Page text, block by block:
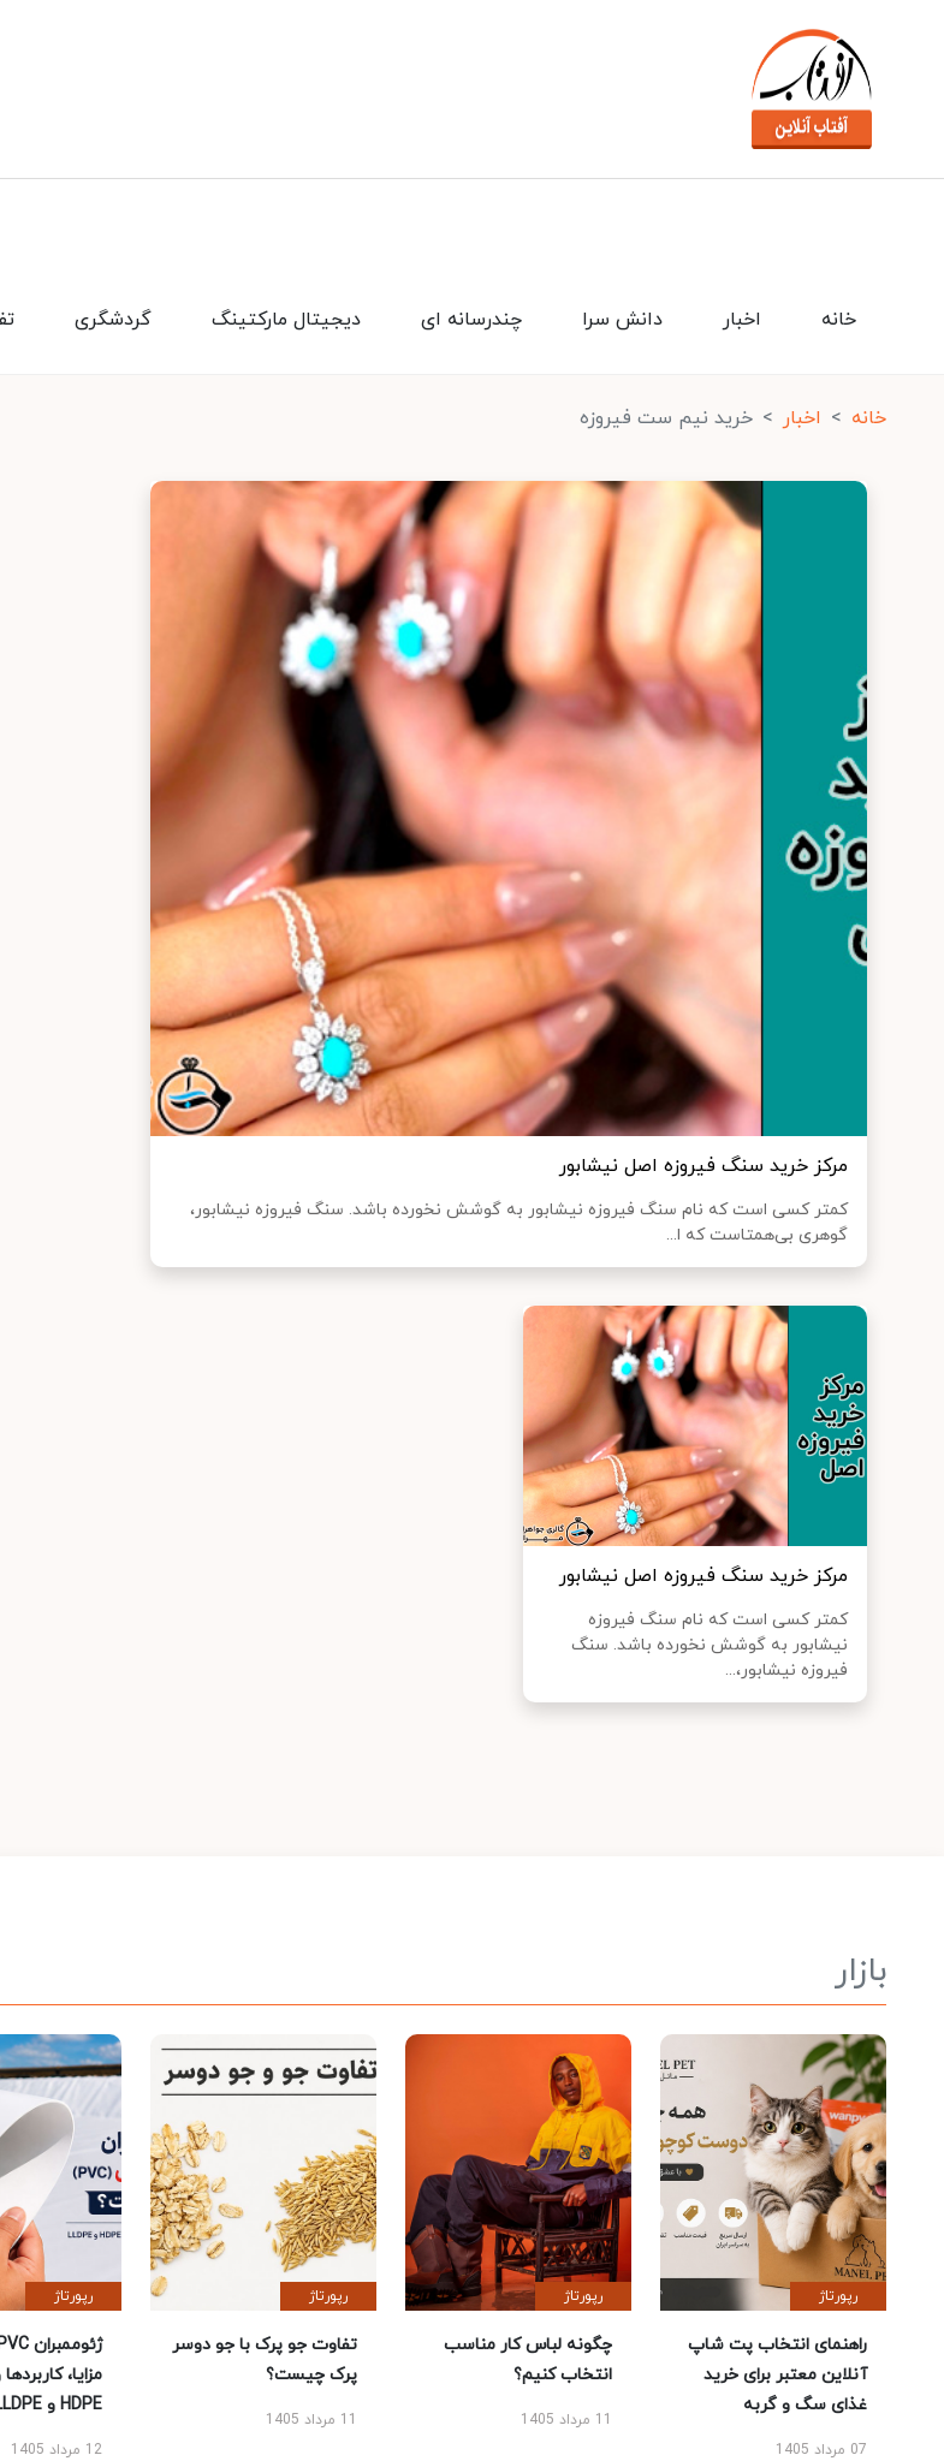
گردشگری دیجیتال مارکتینگ چندرسانه ای دانش سرا اخبار خانه
خانه اخبار خرید نیم ست فیروزه
مرکز خرید سنگ فیروزه اصل نیشابور
کمتر کسی است که نام سنگ فیروزه نیشابور به گوشش نخورده باشد. سنگ فیروزه نیشابور،
گوهری بی‌همتاست که ا...
مرکز خرید سنگ فیروزه اصل نیشابور
کمتر کسی است که نام سنگ فیروزه
نیشابور به گوشش نخورده باشد. سنگ
فیروزه نیشابور،...
بازار
رپورتاژ
راهنمای انتخاب پت شاپ
آنلاین معتبر برای خرید
غذای سگ و گربه
07 مرداد 1405
رپورتاژ
چگونه لباس کار مناسب
انتخاب کنیم؟
11 مرداد 1405
رپورتاژ
تفاوت جو پرک با جو دوسر
پرک چیست؟
11 مرداد 1405
رپورتاژ
مزایا،
HDPE و LLDPE
12 مرداد 1405